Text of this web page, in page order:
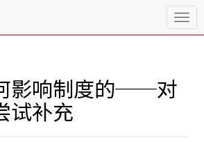
T
o
影响制度的──对
试补充